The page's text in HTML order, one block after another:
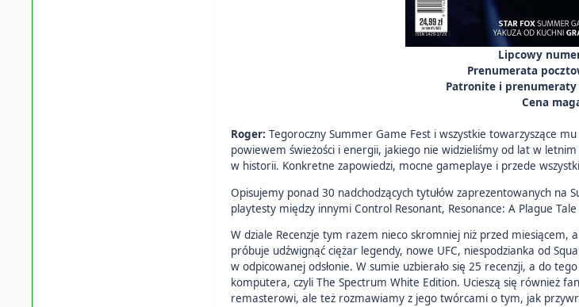
Lipcowy
Prenumerata
Patronite i prenumeraty
Cena
Roger: Tegoroczny Summer Game Fest i wszystkie towarzyszące
powiewem świeżości i energii, jakiego nie widzieliśmy od lat w
w historii. Konkretne zapowiedzi, mocne gameplaye i przede
Opisujemy ponad 30 nadchodzących tytułów zaprezentowanych na
playtesty między innymi Control Resonant, Resonance: A Plague
W dziale Recenzje tym razem nieco skromniej niż przed miesiącem,
próbuje udźwignąć ciężar legendy, nowe UFC, niespodzianka od
w odpicowanej odsłonie. W sumie uzbierało się 25 recenzji, a do
komputera, czyli The Spectrum White Edition. Ucieszą się również
remasterowi, ale też rozmawiamy z jego twórcami o tym, jak